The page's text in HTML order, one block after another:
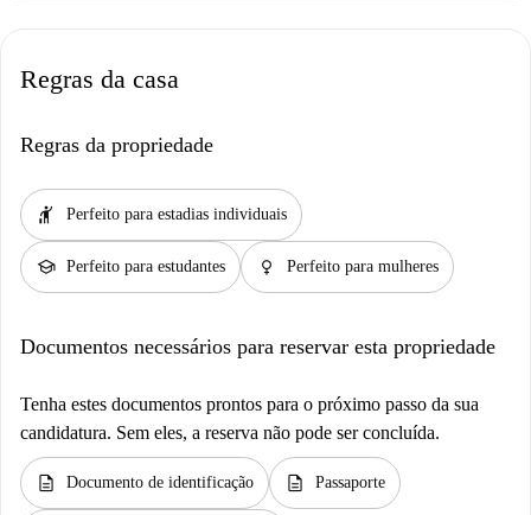
Regras da casa
Regras da propriedade
hail Perfeito para estadias individuais
school Perfeito para estudantes female Perfeito para mulheres
Documentos necessários para reservar esta propriedade
Tenha estes documentos prontos para o próximo passo da sua
candidatura. Sem eles, a reserva não pode ser concluída.
description Documento de identificação description Passaporte